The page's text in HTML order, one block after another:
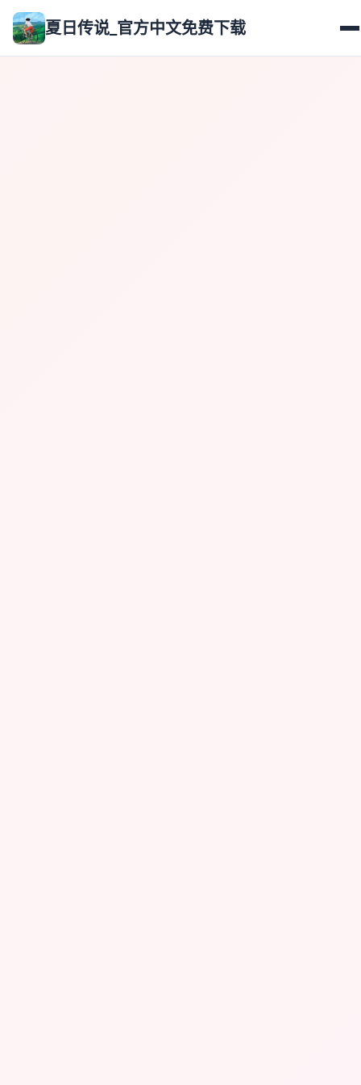
夏日传说_官方中文免费下载